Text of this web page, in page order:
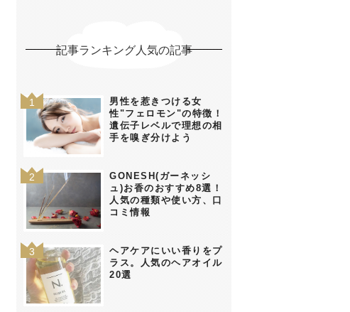
記事ランキング人気の記事
男性を惹きつける女
性"フェロモン"の特徴！
遺伝子レベルで理想の相
手を嗅ぎ分けよう
GONESH(ガーネッシ
ュ)お香のおすすめ8選！
人気の種類や使い方、口
コミ情報
ヘアケアにいい香りをプ
ラス。人気のヘアオイル
20選